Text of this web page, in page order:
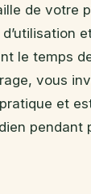
de votre
le temps
vous
et
pendant